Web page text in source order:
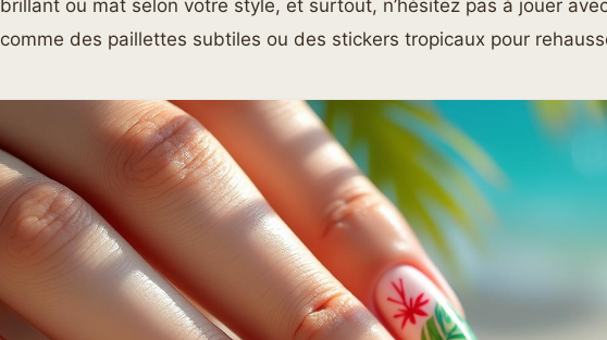
brillant ou mat selon votre style, et surtout, n’hésitez pas à jouer
comme des paillettes subtiles ou des stickers tropicaux pour